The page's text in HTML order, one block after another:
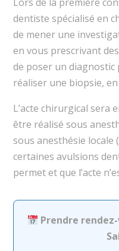
dentiste spécialisé en
de mener une
en vous prescrivant
de poser un
réaliser une biopsie,
L’acte chirurgical sera
être réalisé sous
sous anesthésie locale
certaines avulsions
permet et que l’acte
Prendre